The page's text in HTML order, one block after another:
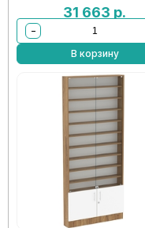
31 663 р.
−
В корзину